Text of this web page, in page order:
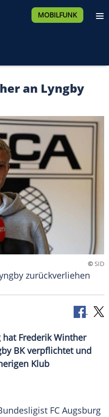
MOBILFUNK
an Lyngby
©SID
zurückverliehen
hat Frederik Winther
BK verpflichtet und
Klub
FC Augsburg